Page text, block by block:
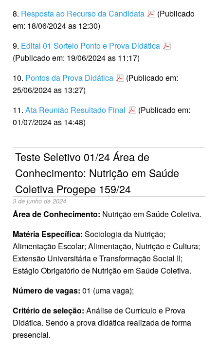
8. Resposta ao Recurso da Candidata
(Publicado
em: 18/06/2024 as 12:30)
9. Edital 01 Sorteio Ponto e Prova Didática
(Publicado em: 19/06/2024 as 11:17)
10. Pontos da Prova Didática
(Publicado em:
25/06/2024 as 13:27)
11. Ata Reunião Resultado Final
(Publicado em:
01/07/2024 as 14:48)
Teste Seletivo 01/24 Área de
Conhecimento: Nutrição em Saúde
Coletiva Progepe 159/24
3 de junho de 2024
Área de Conhecimento: Nutrição em Saúde Coletiva.
Matéria Específica: Sociologia da Nutrição;
Alimentação Escolar; Alimentação, Nutrição e Cultura;
Extensão Universitária e Transformação Social II;
Estágio Obrigatório de Nutrição em Saúde Coletiva.
Número de vagas: 01 (uma vaga);
Critério de seleção: Análise de Currículo e Prova
Didática. Sendo a prova didática realizada de forma
presencial.